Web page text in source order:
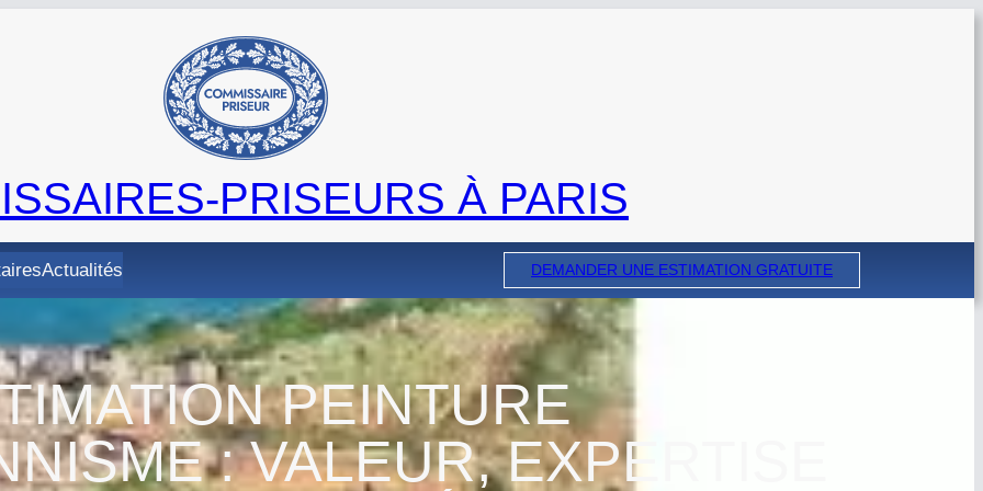
PRISEURS À PARIS
Actualités DEMANDER UNE ESTIMATION GRATUITE
PEINTURE
: VALEUR, EXPERTISE